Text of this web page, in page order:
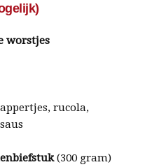
worstjes
rucola,
(300 gram)